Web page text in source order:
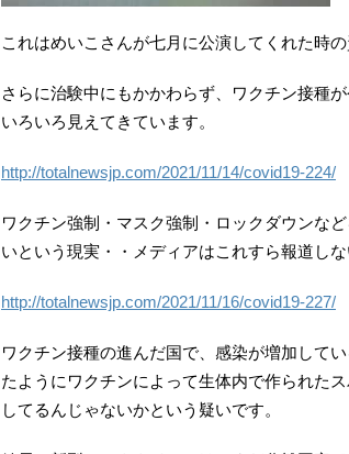
これはめいこさんが七月に公演してくれた時
さらに治験中にもかかわらず、ワクチン接種
いろいろ見えてきています。
http://totalnewsjp.com/2021/11/14/covid19-224/
ワクチン強制・マスク強制・ロックダウンな
いという現実・・メディアはこれすら報道しな
http://totalnewsjp.com/2021/11/16/covid19-227/
ワクチン接種の進んだ国で、感染が増加して
たようにワクチンによって生体内で作られた
してるんじゃないかという疑いです。